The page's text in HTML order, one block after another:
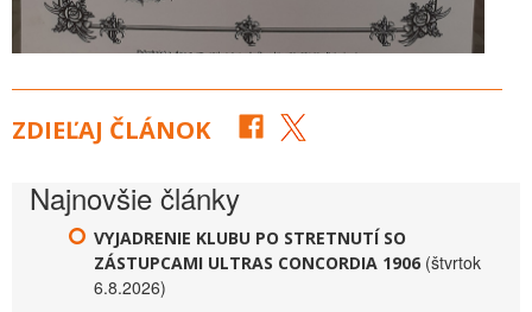
ZDIEĽAJ ČLÁNOK
Najnovšie články
VYJADRENIE KLUBU PO STRETNUTÍ SO
ZÁSTUPCAMI ULTRAS CONCORDIA 1906 (štvrtok
6.8.2026)